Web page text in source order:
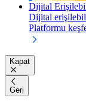
Dijital
Dijital
Platformu
Kapat
Geri